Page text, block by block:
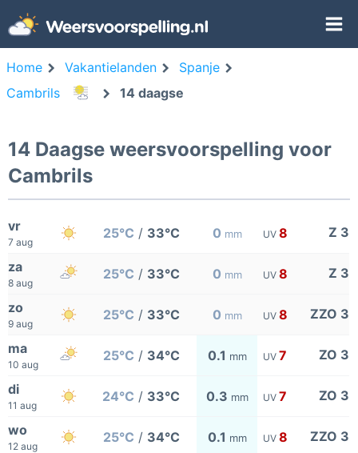
Home Vakantielanden
Spanje
Cambrils
14 daagse
14 Daagse weersvoorspelling voor
Cambrils
vr
7 aug
25°C / 33°C 0 mm UV 8 Z 3
za
8 aug
25°C / 33°C 0 mm UV 8 Z 3
zo
9 aug
25°C / 33°C 0 mm UV 8 ZZO 3
ma
10 aug
25°C / 34°C 0.1 mm UV 7 ZO 3
di
11 aug
24°C / 33°C 0.3 mm UV 7 ZO 3
wo
12 aug
25°C / 34°C 0.1 mm UV 8 ZZO 3